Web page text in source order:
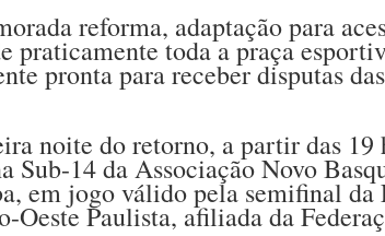
reforma, adaptação para
praticamente toda a praça
pronta para receber disputas
noite do retorno, a partir das 19
Sub-14 da Associação Novo
em jogo válido pela semifinal da
Oeste Paulista, afiliada da